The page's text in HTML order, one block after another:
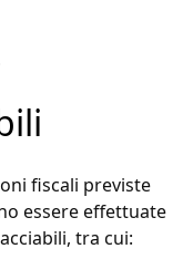
fiscali previste
essere effettuate
tra cui: